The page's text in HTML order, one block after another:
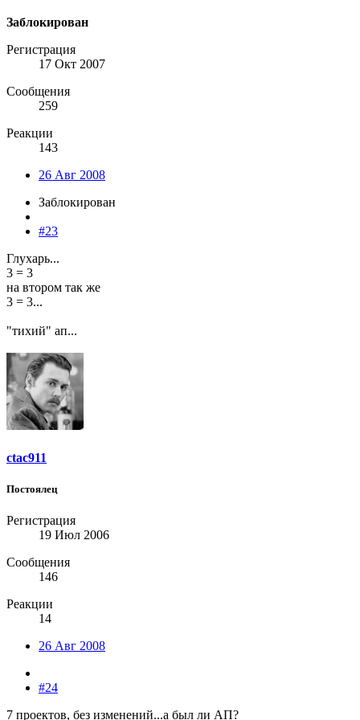
Заблокирован
Регистрация
17 Окт 2007
Сообщения
259
Реакции
143
26 Авг 2008
Заблокирован
#23
Глухарь...
3 = 3
на втором так же
3 = 3...
"тихий" ап...
ctac911
Постоялец
Регистрация
19 Июл 2006
Сообщения
146
Реакции
14
26 Авг 2008
#24
7 проектов, без изменений...а был ли АП?